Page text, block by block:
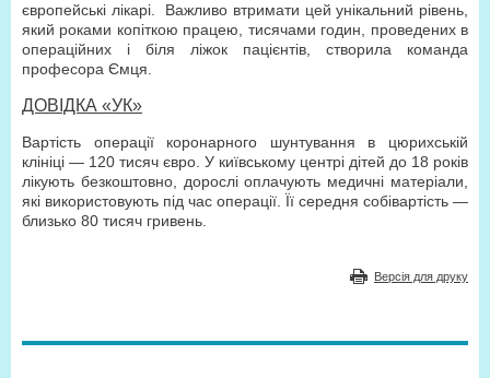
європейські лікарі. Важливо втримати цей унікальний рівень,
який роками копіткою працею, тисячами годин, проведених в
операційних і біля ліжок пацієнтів, створила команда
професора Ємця.
ДОВІДКА «УК»
Вартість операції коронарного шунтування в цюрихській
клініці — 120 тисяч євро. У київському центрі дітей до 18 років
лікують безкоштовно, дорослі оплачують медичні матеріали,
які використовують під час операції. Її середня собівартість —
близько 80 тисяч гривень.
Версія для друку